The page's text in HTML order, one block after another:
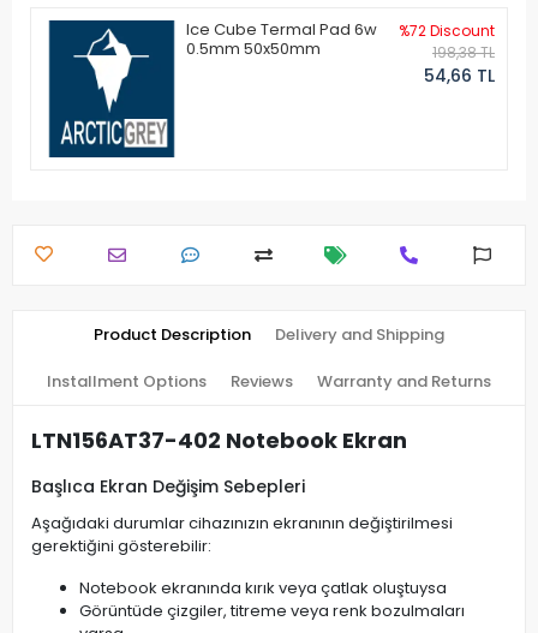
Ice Cube Termal Pad 6w
0.5mm 50x50mm
%72 Discount
198,38 TL
54,66 TL
Product Description Delivery and Shipping
Installment Options Reviews Warranty and Returns
LTN156AT37-402 Notebook Ekran
Başlıca Ekran Değişim Sebepleri
Aşağıdaki durumlar cihazınızın ekranının değiştirilmesi
gerektiğini gösterebilir:
Notebook ekranında kırık veya çatlak oluştuysa
Görüntüde çizgiler, titreme veya renk bozulmaları